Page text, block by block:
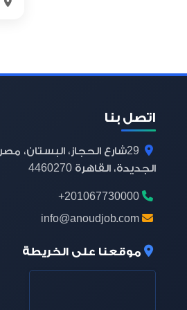
اتصل بنا
29شارع الحجاز، البستان، مصر
الجديدة، القاهرة 4460270
+201067730000
موقعنا على الخريطة